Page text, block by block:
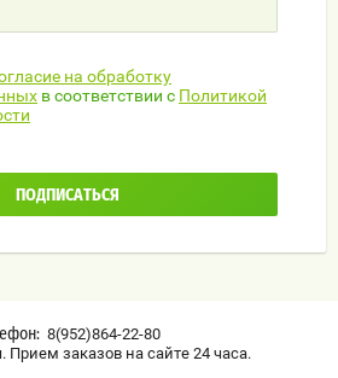
на обработку
в соответствии с Политикой
ПОДПИСАТЬСЯ
8(952)864-22-80
Прием заказов на сайте 24 часа.